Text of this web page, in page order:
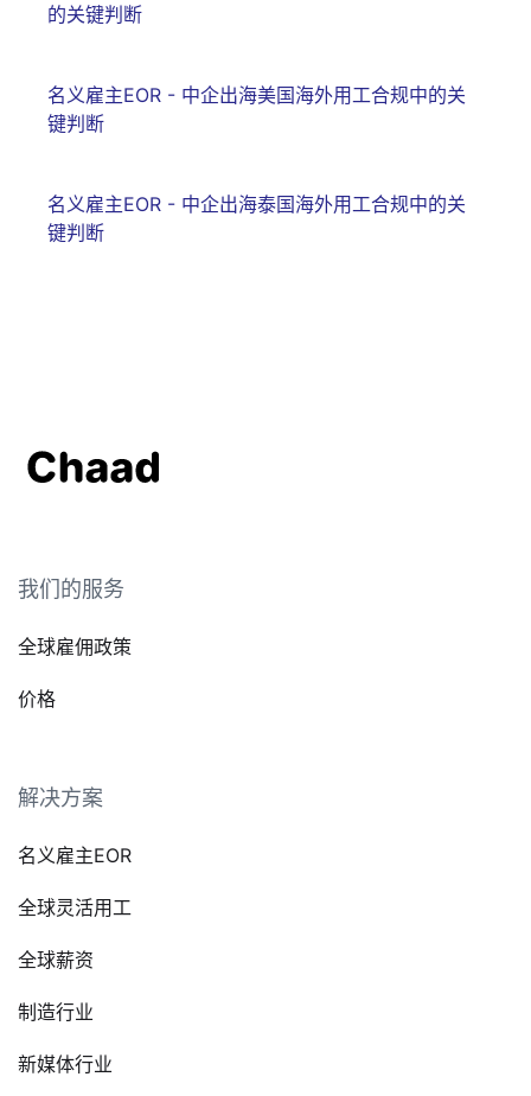
的关键判断
名义雇主EOR - 中企出海美国海外用工合规中的关
键判断
名义雇主EOR - 中企出海泰国海外用工合规中的关
键判断
我们的服务
全球雇佣政策
价格
解决方案
名义雇主EOR
全球灵活用工
全球薪资
制造行业
新媒体行业